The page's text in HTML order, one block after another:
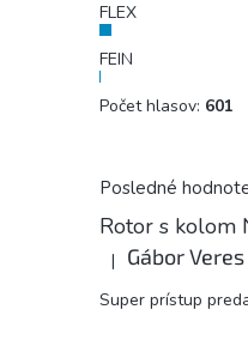
FLEX
FEIN
Počet hlasov: 601
Posledné
Rotor s kolom
Hodnotenie
| Gábor Veres
Super prístup